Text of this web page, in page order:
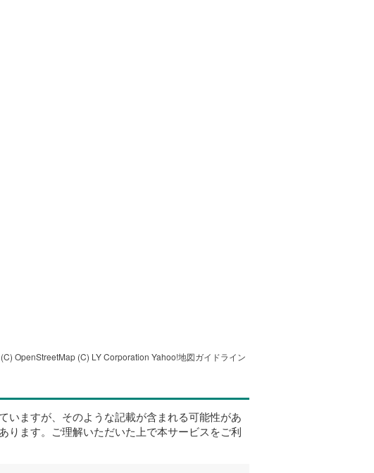
(C) OpenStreetMap (C) LY Corporation Yahoo!地図ガイドライン
いますが、そのような記載が含まれる可能性があ
ります。ご理解いただいた上で本サービスをご利